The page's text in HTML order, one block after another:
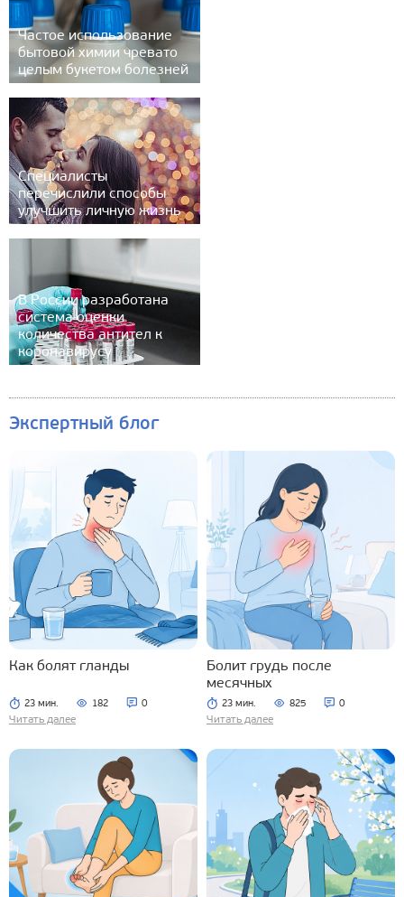
Частое использование
бытовой химии чревато
целым букетом болезней
Специалисты
перечислили способы
улучшить личную жизнь
В России разработана
система оценки
количества антител к
коронавирусу
Экспертный блог
Как болят гланды
23 мин. 182 0
Читать далее
Болит грудь после
месячных
23 мин. 825 0
Читать далее